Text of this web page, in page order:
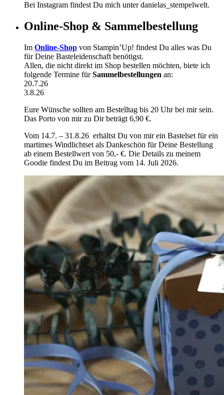
Bei Instagram findest Du mich unter danielas_stempelwelt.
Online-Shop & Sammelbestellung
Im Online-Shop von Stampin’Up! findest Du alles was Du
für Deine Basteleidenschaft benötigst.
Allen, die nicht direkt im Shop bestellen möchten, biete ich
folgende Termine fürSammelbestellungen an:
20.7.26
3.8.26
Eure Wünsche sollten am Bestelltag bis 20 Uhr bei mir sein.
Das Porto von mir zu Dir beträgt 6,90 €.
Vom 14.7. – 31.8.26 erhältst Du von mir ein Bastelset für ein
martimes Windlichtset als Dankeschön für Deine Bestellung
ab einem Bestellwert von 50,- €. Die Details zu meinem
Goodie findest Du im Beitrag vom 14. Juli 2026.